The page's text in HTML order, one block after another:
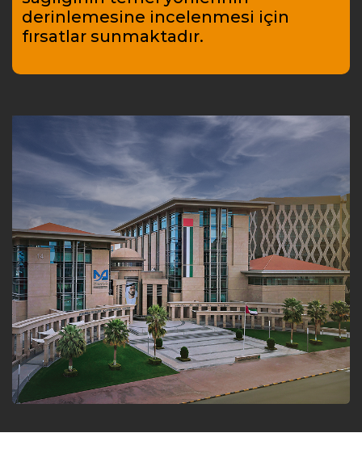
derinlemesine incelenmesi için
fırsatlar sunmaktadır.